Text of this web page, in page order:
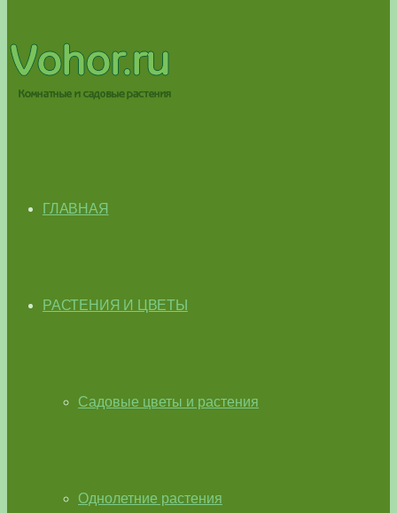
ГЛАВНАЯ
РАСТЕНИЯ И ЦВЕТЫ
Садовые цветы и растения
Однолетние растения